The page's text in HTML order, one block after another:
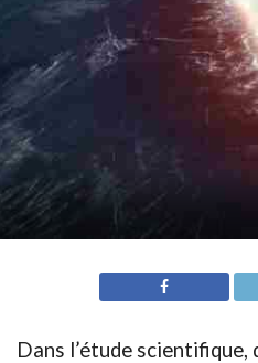
Dans l’étude